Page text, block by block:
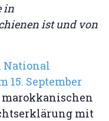
in
ist und von
National
15. September
marokkanischen
mit